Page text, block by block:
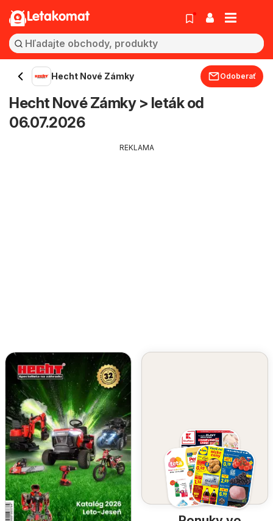
Letakomat
Hecht Nové Zámky Odoberať
Hecht Nové Zámky > leták od
06.07.2026
REKLAMA